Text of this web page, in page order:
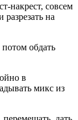
накрест, совсем
на
обдать
в
микс из